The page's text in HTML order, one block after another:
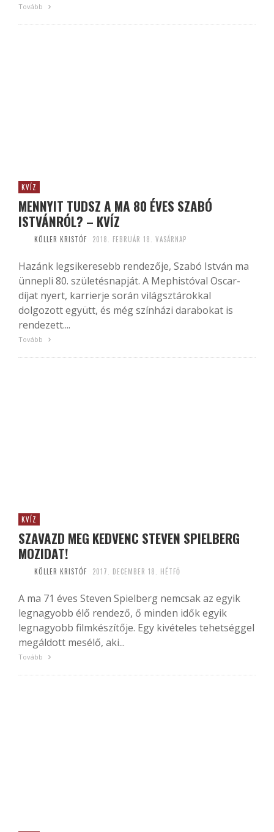
Tovább
KVÍZ
MENNYIT TUDSZ A MA 80 ÉVES SZABÓ
ISTVÁNRÓL? – KVÍZ
KÖLLER KRISTÓF 2018. FEBRUÁR 18. VASÁRNAP
Hazánk legsikeresebb rendezője, Szabó István ma
ünnepli 80. születésnapját. A Mephistóval Oscar-
díjat nyert, karrierje során világsztárokkal
dolgozott együtt, és még színházi darabokat is
rendezett....
Tovább
KVÍZ
SZAVAZD MEG KEDVENC STEVEN SPIELBERG
MOZIDAT!
KÖLLER KRISTÓF 2017. DECEMBER 18. HÉTFŐ
A ma 71 éves Steven Spielberg nemcsak az egyik
legnagyobb élő rendező, ő minden idők egyik
legnagyobb filmkészítője. Egy kivételes tehetséggel
megáldott mesélő, aki...
Tovább